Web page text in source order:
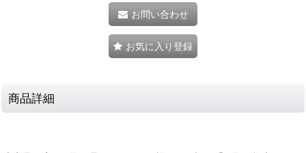
お問い合わせ
お気に入り登録
商品詳細